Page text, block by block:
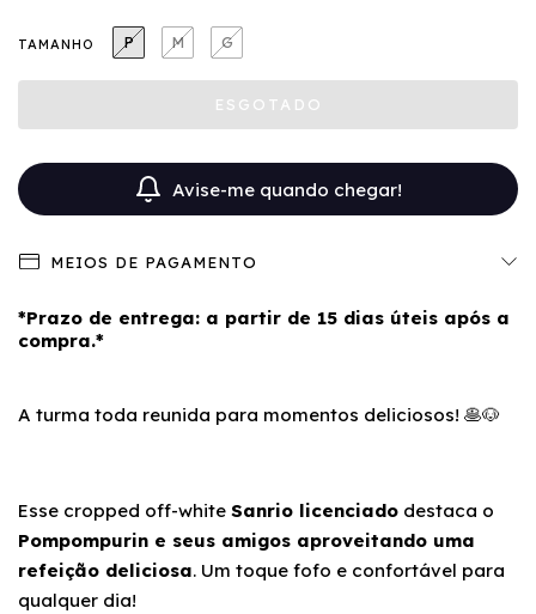
TAMANHO P M G
Avise-me quando chegar!
MEIOS DE PAGAMENTO
*Prazo de entrega: a partir de 15 dias úteis após a
compra.*
A turma toda reunida para momentos deliciosos! 🥞🐶
Esse cropped off-white Sanrio licenciado destaca o
Pompompurin e seus amigos aproveitando uma
refeição deliciosa. Um toque fofo e confortável para
qualquer dia!